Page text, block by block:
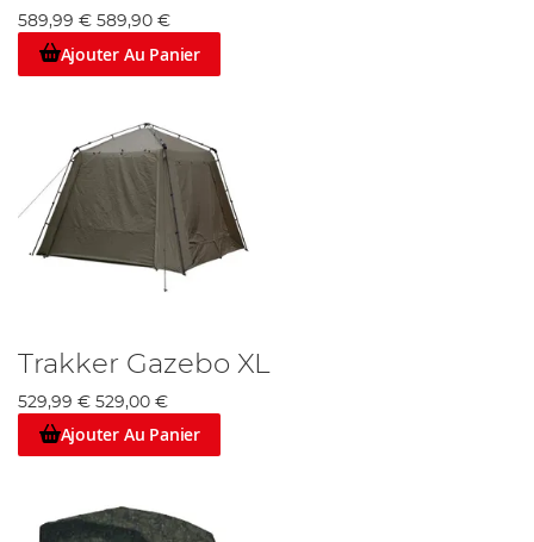
589,99 € 589,90 €
Ajouter Au Panier
Trakker Gazebo XL
529,99 € 529,00 €
Ajouter Au Panier